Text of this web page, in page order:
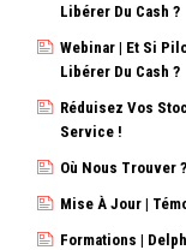
Libérer Du Cash ?
Webinar | Et Si
Libérer Du Cash ?
Réduisez Vos
Service !
Où Nous Trouver ?
Mise À Jour |
Formations |